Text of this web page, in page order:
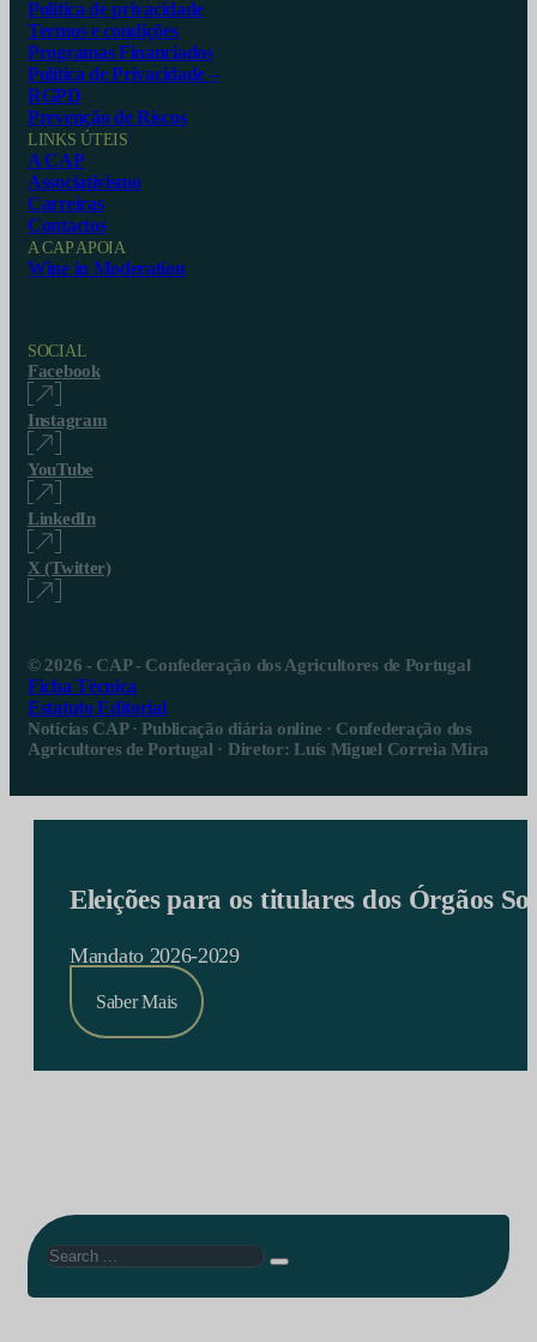
Política de privacidade
Termos e condições
Programas Financiados
Política de Privacidade –
RGPD
Prevenção de Riscos
LINKS ÚTEIS
A CAP
Associativismo
Carreiras
Contactos
A CAP APOIA
Wine in Moderation
SOCIAL
Facebook
Instagram
YouTube
LinkedIn
X (Twitter)
© 2026 - CAP - Confederação dos Agricultores de Portugal
Ficha Técnica
Estatuto Editorial
Notícias CAP · Publicação diária online · Confederação dos
Agricultores de Portugal · Diretor: Luís Miguel Correia Mira
Eleições para os titulares dos Órgãos
Mandato 2026-2029
Saber Mais
Search